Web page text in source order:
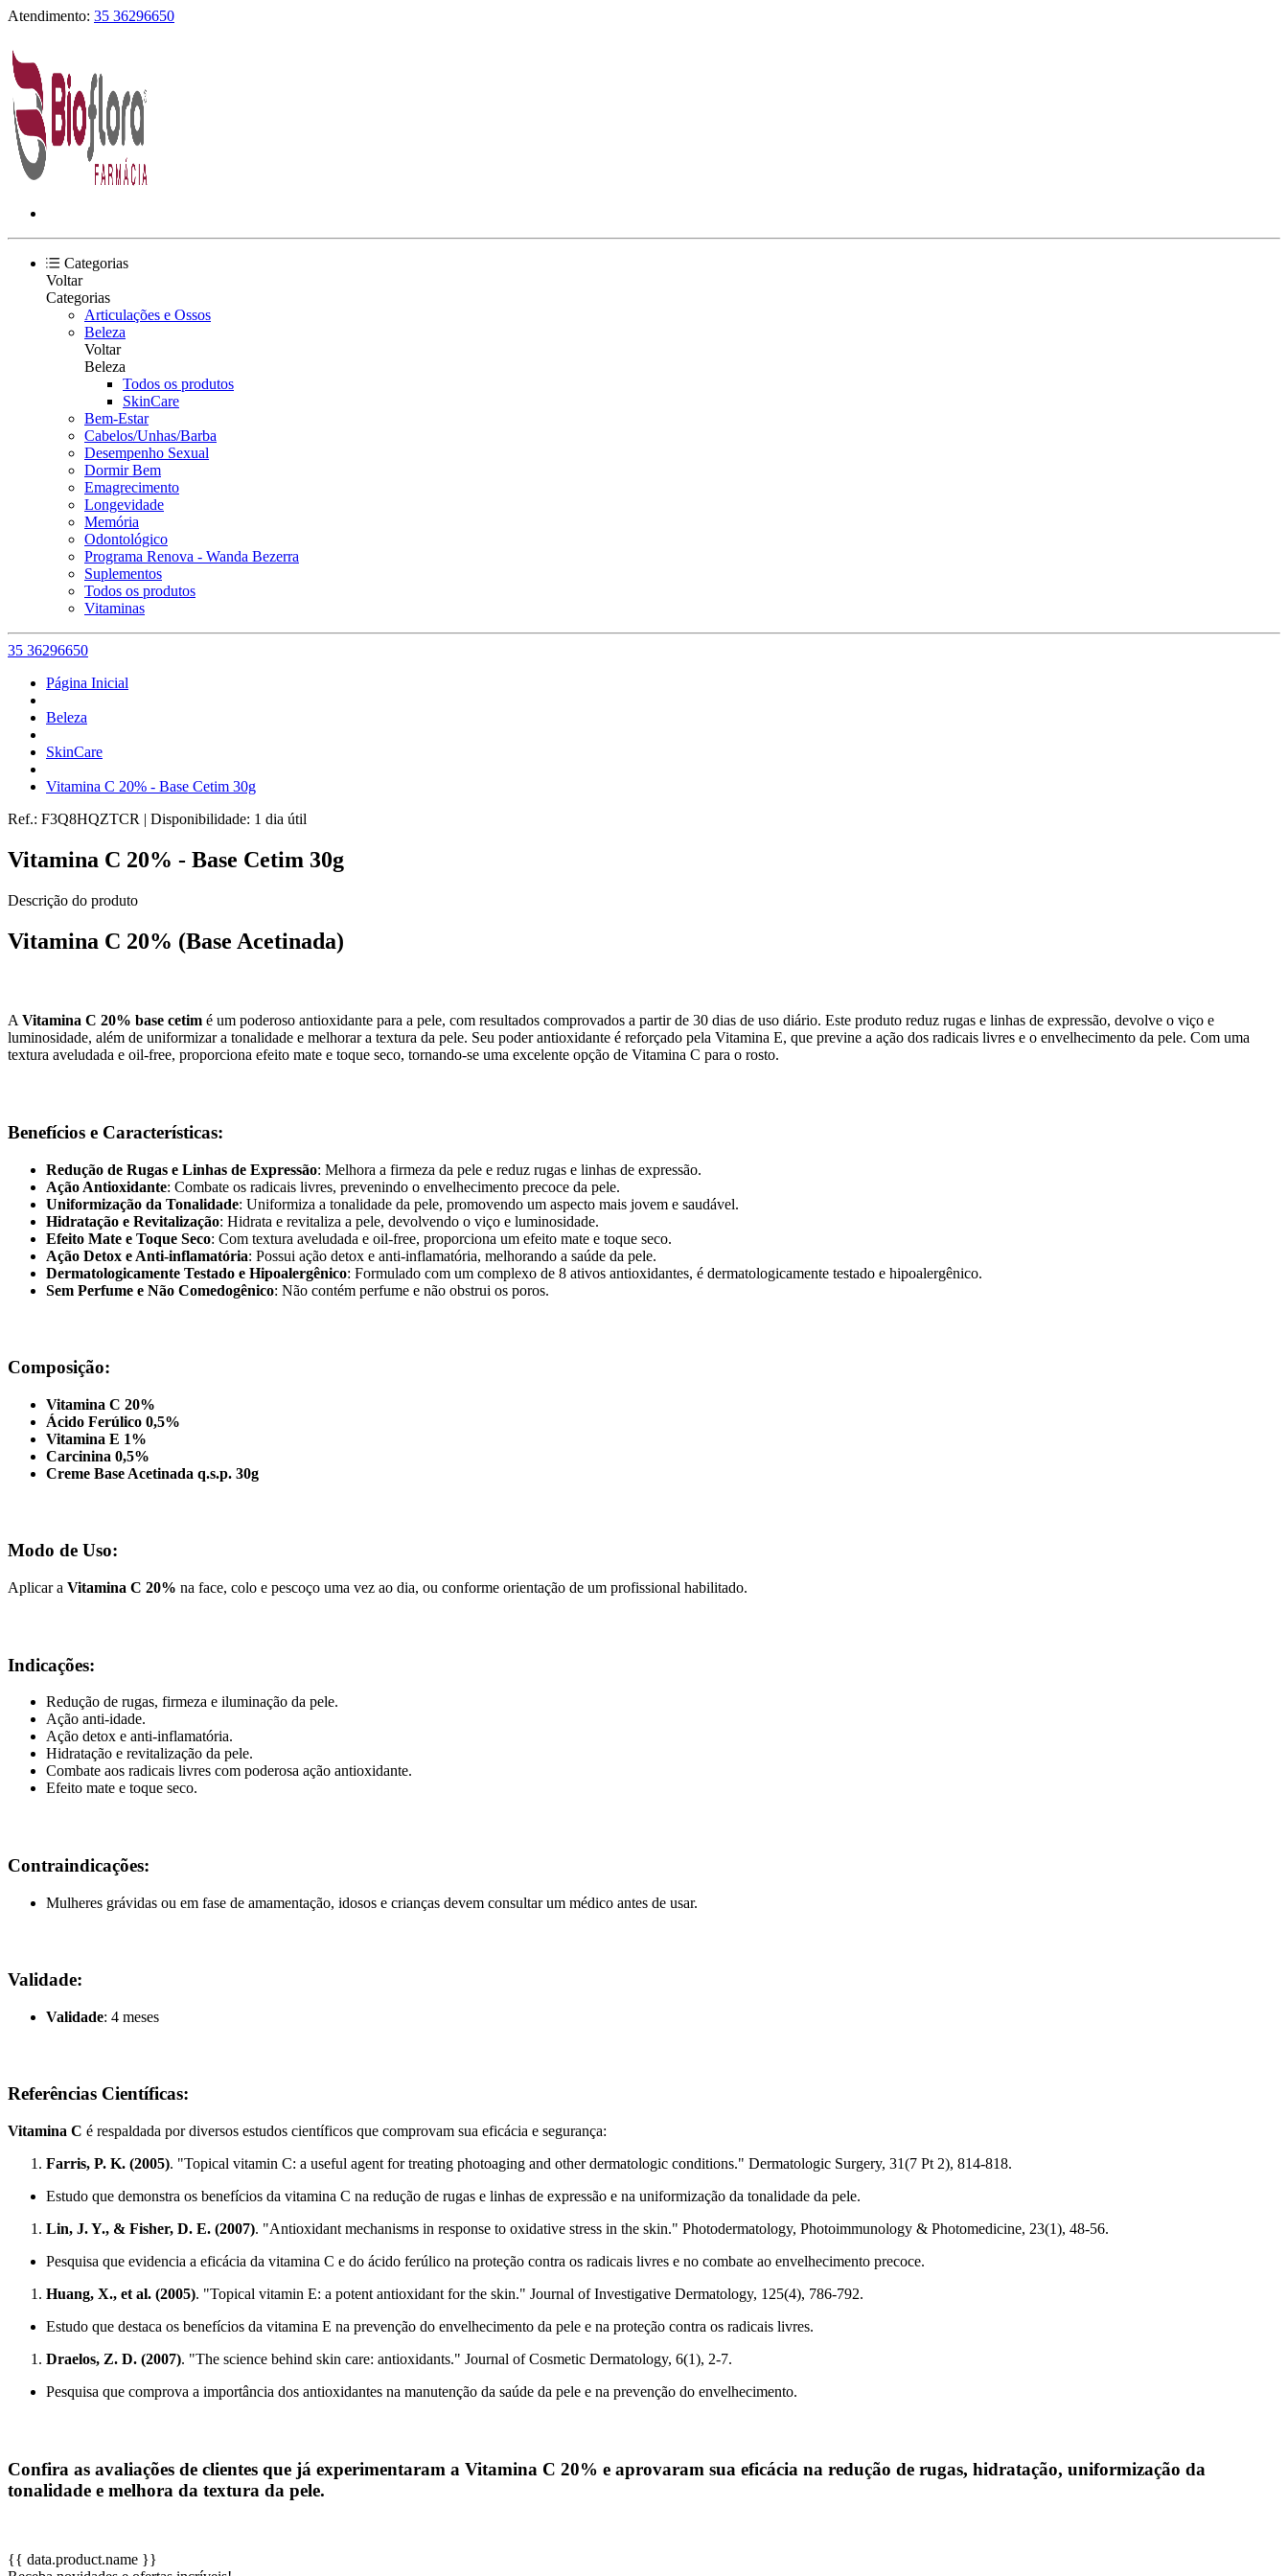
Atendimento: 35 36296650
Categorias
Voltar
Categorias
Articulações e Ossos
Beleza
Voltar
Beleza
Todos os produtos
SkinCare
Bem-Estar
Cabelos/Unhas/Barba
Desempenho Sexual
Dormir Bem
Emagrecimento
Longevidade
Memória
Odontológico
Programa Renova - Wanda Bezerra
Suplementos
Todos os produtos
Vitaminas
35 36296650
Página Inicial
Beleza
SkinCare
Vitamina C 20% - Base Cetim 30g
Ref.: F3Q8HQZTCR | Disponibilidade: 1 dia útil
Vitamina C 20% - Base Cetim 30g
Descrição do produto
Vitamina C 20% (Base Acetinada)
A Vitamina C 20% base cetim é um poderoso antioxidante para a pele, com resultados comprovados a partir de 30 dias de uso diário. Este produto reduz rugas e linhas de expressão, devolve o viço e
luminosidade, além de uniformizar a tonalidade e melhorar a textura da pele. Seu poder antioxidante é reforçado pela Vitamina E, que previne a ação dos radicais livres e o envelhecimento da pele. Com uma
textura aveludada e oil-free, proporciona efeito mate e toque seco, tornando-se uma excelente opção de Vitamina C para o rosto.
Benefícios e Características:
Redução de Rugas e Linhas de Expressão: Melhora a firmeza da pele e reduz rugas e linhas de expressão.
Ação Antioxidante: Combate os radicais livres, prevenindo o envelhecimento precoce da pele.
Uniformização da Tonalidade: Uniformiza a tonalidade da pele, promovendo um aspecto mais jovem e saudável.
Hidratação e Revitalização: Hidrata e revitaliza a pele, devolvendo o viço e luminosidade.
Efeito Mate e Toque Seco: Com textura aveludada e oil-free, proporciona um efeito mate e toque seco.
Ação Detox e Anti-inflamatória: Possui ação detox e anti-inflamatória, melhorando a saúde da pele.
Dermatologicamente Testado e Hipoalergênico: Formulado com um complexo de 8 ativos antioxidantes, é dermatologicamente testado e hipoalergênico.
Sem Perfume e Não Comedogênico: Não contém perfume e não obstrui os poros.
Composição:
Vitamina C 20%
Ácido Ferúlico 0,5%
Vitamina E 1%
Carcinina 0,5%
Creme Base Acetinada q.s.p. 30g
Modo de Uso:
Aplicar a Vitamina C 20% na face, colo e pescoço uma vez ao dia, ou conforme orientação de um profissional habilitado.
Indicações:
Redução de rugas, firmeza e iluminação da pele.
Ação anti-idade.
Ação detox e anti-inflamatória.
Hidratação e revitalização da pele.
Combate aos radicais livres com poderosa ação antioxidante.
Efeito mate e toque seco.
Contraindicações:
Mulheres grávidas ou em fase de amamentação, idosos e crianças devem consultar um médico antes de usar.
Validade:
Validade: 4 meses
Referências Científicas:
Vitamina C é respaldada por diversos estudos científicos que comprovam sua eficácia e segurança:
Farris, P. K. (2005). "Topical vitamin C: a useful agent for treating photoaging and other dermatologic conditions." Dermatologic Surgery, 31(7 Pt 2), 814-818.
Estudo que demonstra os benefícios da vitamina C na redução de rugas e linhas de expressão e na uniformização da tonalidade da pele.
Lin, J. Y., & Fisher, D. E. (2007). "Antioxidant mechanisms in response to oxidative stress in the skin." Photodermatology, Photoimmunology & Photomedicine, 23(1), 48-56.
Pesquisa que evidencia a eficácia da vitamina C e do ácido ferúlico na proteção contra os radicais livres e no combate ao envelhecimento precoce.
Huang, X., et al. (2005). "Topical vitamin E: a potent antioxidant for the skin." Journal of Investigative Dermatology, 125(4), 786-792.
Estudo que destaca os benefícios da vitamina E na prevenção do envelhecimento da pele e na proteção contra os radicais livres.
Draelos, Z. D. (2007). "The science behind skin care: antioxidants." Journal of Cosmetic Dermatology, 6(1), 2-7.
Pesquisa que comprova a importância dos antioxidantes na manutenção da saúde da pele e na prevenção do envelhecimento.
Confira as avaliações de clientes que já experimentaram a Vitamina C 20% e aprovaram sua eficácia na redução de rugas, hidratação, uniformização da
tonalidade e melhora da textura da pele.
{{ data.product.name }}